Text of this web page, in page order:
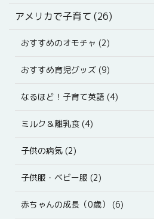
アメリカで子育て (26)
おすすめのオモチャ (2)
おすすめ育児グッズ (9)
なるほど！子育て英語 (4)
ミルク＆離乳食 (4)
子供の病気 (2)
子供服・ベビー服 (2)
赤ちゃんの成長（0歳） (6)